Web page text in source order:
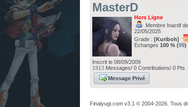
MasterD
Hors Ligne
Membre Inactif
22/05/2025
Grade : [Kuriboh]
Echanges 100 % (99)
Inscrit le 08/09/2009
1913 Messages/ 0 Contributions/ 0 Pts
Message Privé
Finalyugi.com v3.1 © 2004-2026. Tous